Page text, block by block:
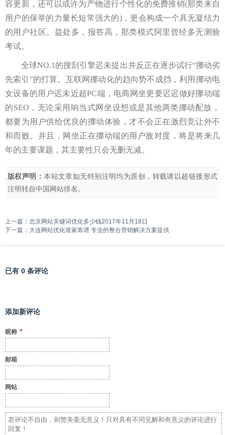
容更新，还可以或许为产物进行个性化的免费推销(那类来自
用户的保举的力量长短常强大的)，更会构成一个具无凝结力
的用户社区。益处多，报答高，那类模式阿里曾经多无测验
考试。
全球NO.1的搜刮引擎迟未提出并反正在逐步试行“挪动劣
先索引”的打算。互联网挪动化的趋向势不成挡，利用挪动电
女设备的用户迟未近超PC端，电商网坐更要迟迟做好挪动端
的SEO，无论采用响当式网坐设想或是其他两类挪动配放，
都要为用户供给优良的挪动体验，才不会正在激烈竞让外不
和而败。并且，网坐正在挪动端的用户敌对度，将是将来几
年的主要课题，其主要性只会无删无减。
版权声明：本站文章如无特别注明均为原创，转载请以超链接形式
注明转自中国网站排名 。
上一篇： 北京网站关键词优化多少钱2017年11月18日
下一篇： 大连网站优化谁家靠谱 专业的整合营销解决方案提供
已有 0 条评论
添加新评论
昵称 *
邮箱
网站